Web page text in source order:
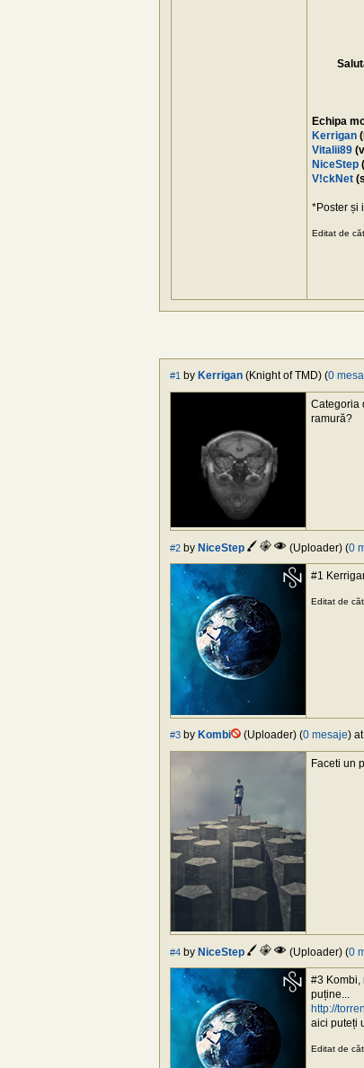
Echipa
Kerrigan
Vitalii89
NiceStep
V!ckNet
*Poster și
Editat de
#1 by Kerrigan (Knight of TMD) (0
Categoria
ramură?
#2 by NiceStep (Uploader) (0
#1
Editat de
#3 by Kombi (Uploader) (0 mesaje)
Faceti un
#4 by NiceStep (Uploader) (0
#3 Kombi,
puține...
http://
aici puteți
Editat de